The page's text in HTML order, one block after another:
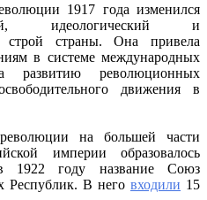
1917 года изменился
идеологический и
строй страны. Она привела
в системе международных
развитию революционных
движения в
на большей части
империи образовалось
в 1922 году название Союз
Республик. В него входили 15